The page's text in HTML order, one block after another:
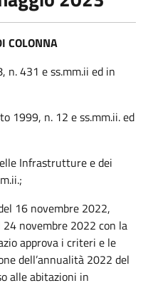
COLONNA
n. 431 e ss.mm.ii ed in
1999, n. 12 e ss.mm.ii. ed
Infrastrutture e dei
16 novembre 2022,
24 novembre 2022 con la
approva i criteri e le
dell’annualità 2022 del
alle abitazioni in